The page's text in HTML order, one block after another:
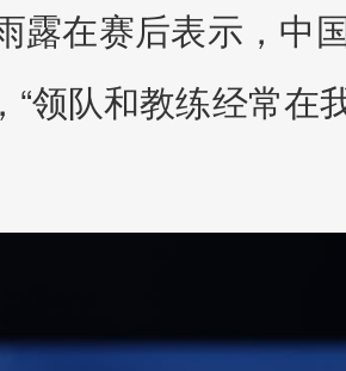
在赛后表示，中
领队和教练经常在